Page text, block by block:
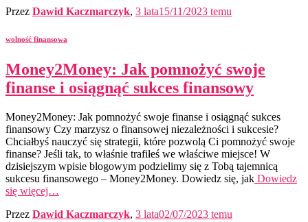
Przez Dawid Kaczmarczyk, 3 lata15/11/2023 temu
wolność finansowa
Money2Money: Jak pomnożyć swoje
finanse i osiągnąć sukces finansowy
Money2Money: Jak pomnożyć swoje finanse i osiągnąć sukces
finansowy Czy marzysz o finansowej niezależności i sukcesie?
Chciałbyś nauczyć się strategii, które pozwolą Ci pomnożyć swoje
finanse? Jeśli tak, to właśnie trafiłeś we właściwe miejsce! W
dzisiejszym wpisie blogowym podzielimy się z Tobą tajemnicą
sukcesu finansowego – Money2Money. Dowiedz się, jak Dowiedz
się więcej…
Przez Dawid Kaczmarczyk, 3 lata02/07/2023 temu